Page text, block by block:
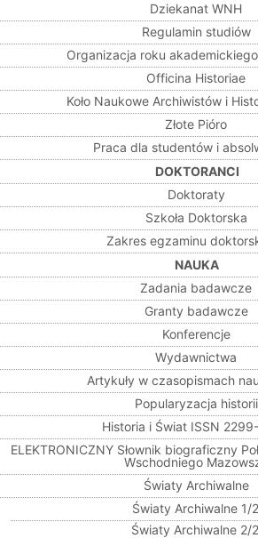
Dziekanat WNH
Regulamin studiów
Organizacja roku
Officina Historiae
Koło Naukowe Archiwistów i
Złote Pióro
Praca dla studentów i
DOKTORANCI
Doktoraty
Szkoła Doktorska
Zakres egzaminu
NAUKA
Zadania badawcze
Granty badawcze
Konferencje
Wydawnictwa
Artykuły w czasopismach
Popularyzacja historii
Historia i Świat ISSN
ELEKTRONICZNY Słownik biograficzny
Wschodniego
Światy Archiwalne
Światy Archiwalne 1/
Światy Archiwalne 2/